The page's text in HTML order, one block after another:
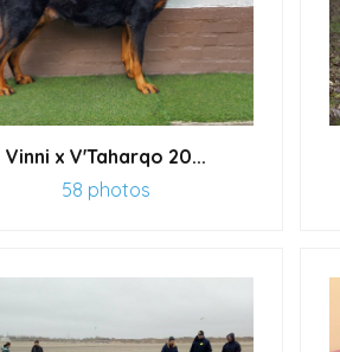
Vinni x V'Taharqo 20...
58 photos